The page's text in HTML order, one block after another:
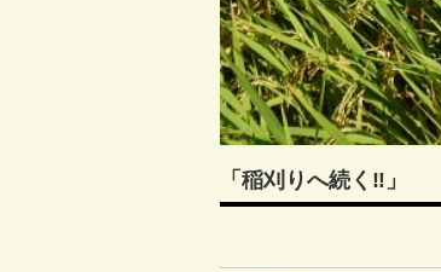
「稲刈りへ続く‼」